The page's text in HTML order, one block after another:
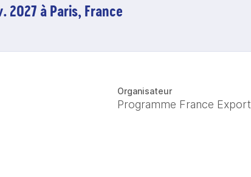
2027 à Paris, France
Organisateur
Programme France Export